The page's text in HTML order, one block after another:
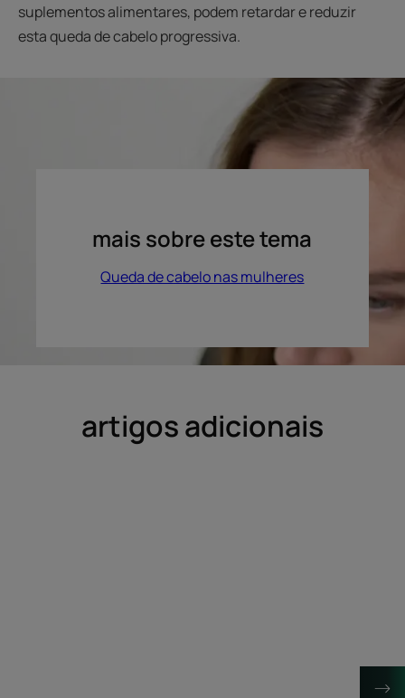
suplementos alimentares, podem retardar e reduzir
esta queda de cabelo progressiva.
mais sobre este tema
Queda de cabelo nas mulheres
artigos adicionais